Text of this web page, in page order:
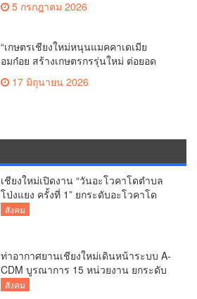
5 กรกฎาคม 2026
“เกษตรเชียงใหม่หนุนแมคคาเดเมีย
อมก๋อย สร้างเกษตรกรรุ่นใหม่ ต่อยอด
17 มิถุนายน 2026
เชียงใหม่เปิดงาน “วันอะโวคาโดตำบล
โป่งแยง ครั้งที่ 1” ยกระดับอะโวคาโด
คุณภาพ สู่ผลไม้เศรษฐกิจและแหล่งท่อง
สังคม
ท่าอากาศยานเชียงใหม่เดินหน้าระบบ A-
CDM บูรณาการ 15 หน่วยงาน ยกระดับ
การบริหารเที่ยวบินและบริการผู้โดยสาร
สังคม